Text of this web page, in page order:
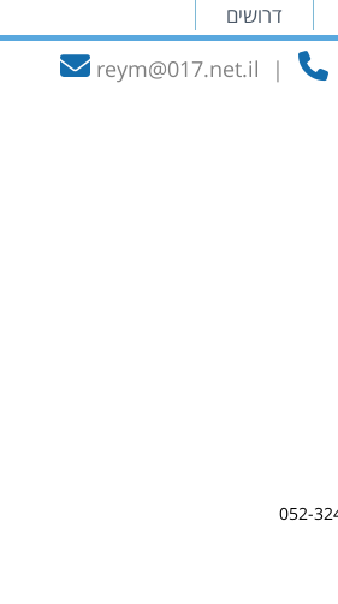
reym@017.net.il |
דרושים